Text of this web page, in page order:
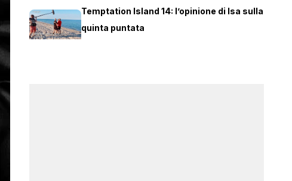
Temptation Island 14: l’opinione di Isa sulla
quinta puntata